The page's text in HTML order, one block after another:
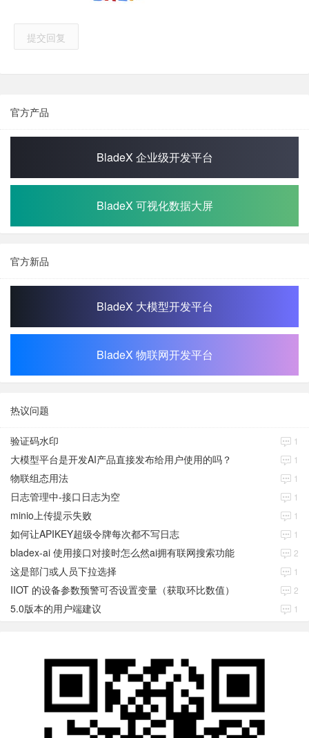
提交回复
官方产品
BladeX 企业级开发平台
BladeX 可视化数据大屏
官方新品
BladeX 大模型开发平台
BladeX 物联网开发平台
热议问题
验证码水印 1
大模型平台是开发AI产品直接发布给用户使用的吗？ 1
物联组态用法 1
日志管理中-接口日志为空 1
minio上传提示失败 1
如何让APIKEY超级令牌每次都不写日志 1
bladex-ai 使用接口对接时怎么然ai拥有联网搜索功能 2
这是部门或人员下拉选择 1
IIOT 的设备参数预警可否设置变量（获取环比数值） 2
5.0版本的用户端建议 1